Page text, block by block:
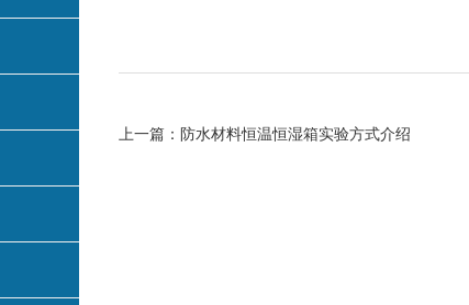
上一篇： 防水材料恒温恒湿箱实验方式介绍